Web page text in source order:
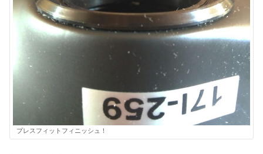
プレスフィットフィニッシュ！